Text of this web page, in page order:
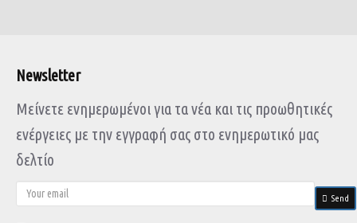
Newsletter
Μείνετε ενημερωμένοι για τα νέα και τις προωθητικές
ενέργειες με την εγγραφή σας στο ενημερωτικό μας
δελτίο
Send